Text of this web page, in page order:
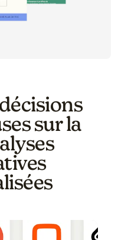
sur la